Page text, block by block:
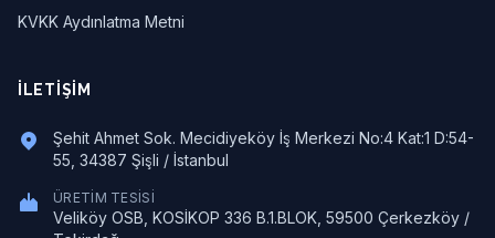
KVKK Aydınlatma Metni
İLETIŞIM
Şehit Ahmet Sok. Mecidiyeköy İş Merkezi No:4 Kat:1 D:54-
55, 34387 Şişli / İstanbul
ÜRETIM TESISI
Veliköy OSB, KOSİKOP 336 B.1.BLOK, 59500 Çerkezköy /